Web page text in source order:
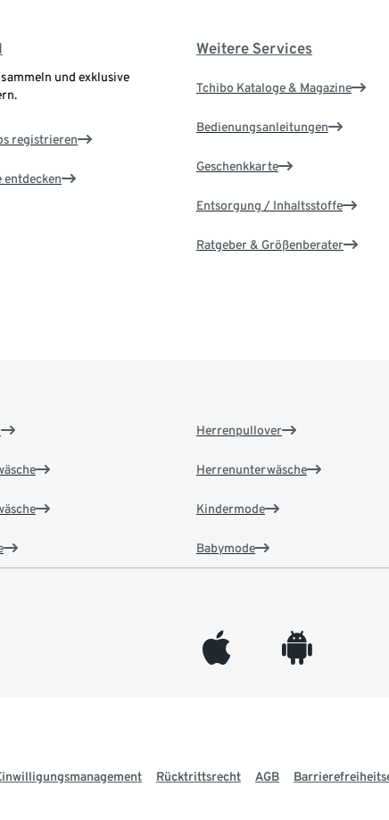
und exklusive
registrieren
Weitere Services
Tchibo Kataloge & Magazine
Bedienungsanleitungen
Geschenkkarte
Entsorgung / Inhaltsstoffe
Ratgeber & Größenberater
Herrenpullover
Herrenunterwäsche
Kindermode
Babymode
appleinc android
Rücktrittsrecht AGB